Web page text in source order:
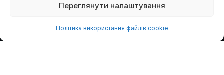
Переглянути налаштування
Політика використання файлів cookie